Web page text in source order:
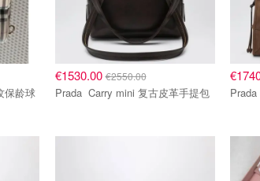
€1530.00€2550.00
Prada Carry mini 复古皮革手提包